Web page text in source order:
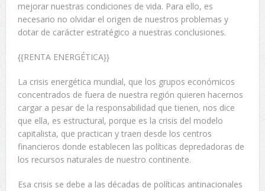
mejorar nuestras condiciones de vida. Para ello, es
necesario no olvidar el origen de nuestros problemas y
dotar de carácter estratégico a nuestras conclusiones.
{{RENTA ENERGÉTICA}}
La crisis energética mundial, que los grupos económicos
concentrados de fuera de nuestra región quieren hacernos
cargar a pesar de la responsabilidad que tienen, nos dice
que ella, es estructural, porque es la crisis del modelo
capitalista, que practican y traen desde los centros
financieros donde establecen las políticas depredadoras de
los recursos naturales de nuestro continente.
Esa crisis se debe a las décadas de políticas antinacionales